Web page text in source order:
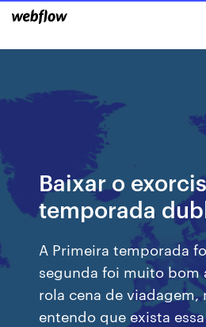
Baixar o
temporada
A Primeira temporada
segunda foi muito bom
rola cena de viadagem,
entendo que exista